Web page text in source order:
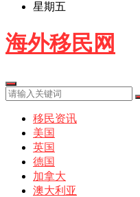
星期五
海外移民网
移民资讯
美国
英国
德国
加拿大
澳大利亚